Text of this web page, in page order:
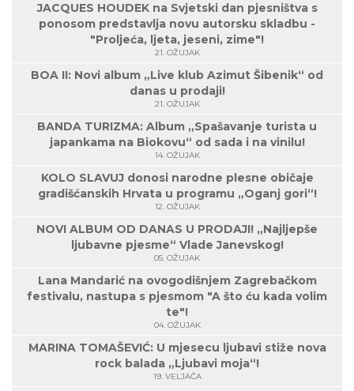
JACQUES HOUDEK na Svjetski dan pjesništva s
ponosom predstavlja novu autorsku skladbu -
"Proljeća, ljeta, jeseni, zime"!
21. OŽUJAK
BOA II: Novi album „Live klub Azimut Šibenik“ od
danas u prodaji!
21. OŽUJAK
BANDA TURIZMA: Album „Spašavanje turista u
japankama na Biokovu“ od sada i na vinilu!
14. OŽUJAK
KOLO SLAVUJ donosi narodne plesne običaje
gradišćanskih Hrvata u programu „Oganj gori“!
12. OŽUJAK
NOVI ALBUM OD DANAS U PRODAJI! „Najljepše
ljubavne pjesme“ Vlade Janevskog!
05. OŽUJAK
Lana Mandarić na ovogodišnjem Zagrebačkom
festivalu, nastupa s pjesmom "A što ću kada volim
te"!
04. OŽUJAK
MARINA TOMAŠEVIĆ: U mjesecu ljubavi stiže nova
rock balada „Ljubavi moja“!
19. VELJAČA